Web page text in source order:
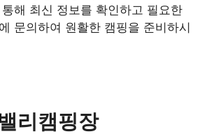
해 최신 정보를 확인하고 필요한
문의하여 원활한 캠핑을 준비하시
리캠핑장